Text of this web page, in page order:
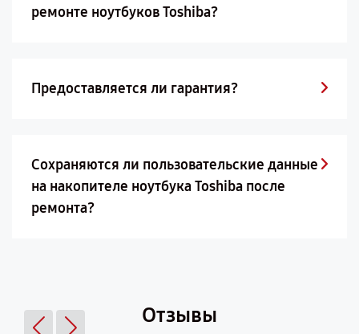
ремонте ноутбуков Toshiba?
Предоставляется ли гарантия?
Сохраняются ли пользовательские данные
на накопителе ноутбука Toshiba после
ремонта?
Отзывы